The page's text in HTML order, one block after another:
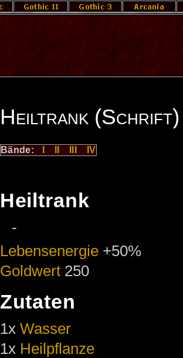
Heiltrank (Schrift)
Bände: IV
Heiltrank
-
Lebensenergie+50%
Goldwert250
Zutaten
1x Wasser
1x Heilpflanze